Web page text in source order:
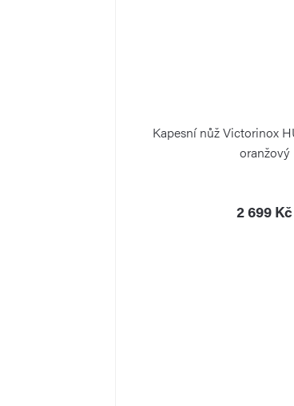
Kapesní nůž Victorinox
oranžový
2 699 Kč